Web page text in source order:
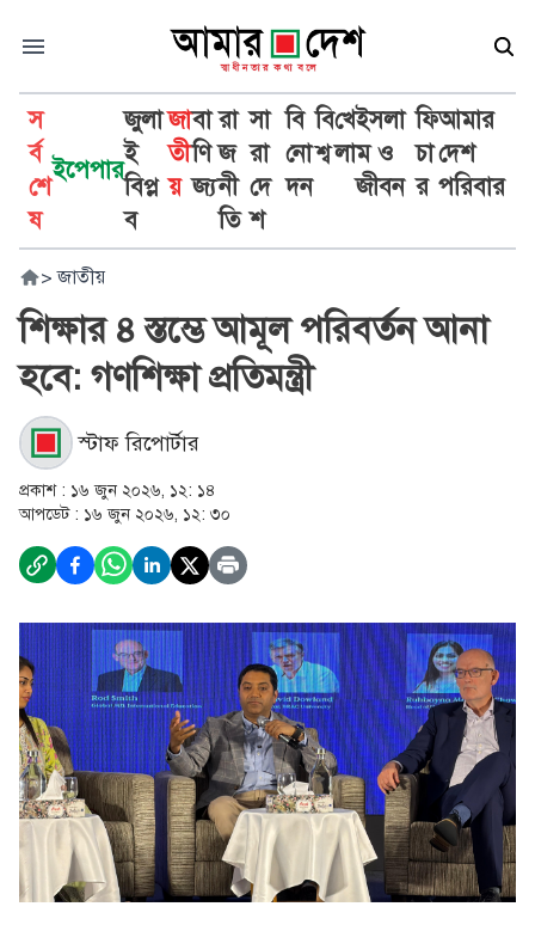
স
র্ব
শে
ষ
ইপেপার
জুলা
ই
বিপ্ল
ব
জা
তী
য়
বা
ণি
জ্য
রা
জ
নী
তি
সা
রা
দে
শ
বি
নো
দন
বি
শ্ব
খে
লা
ইসলা
ম ও
জীবন
ফি
চা
র
আমার
দেশ
পরিবার
> জাতীয়
শিক্ষার ৪ স্তম্ভে আমূল পরিবর্তন আনা
হবে: গণশিক্ষা প্রতিমন্ত্রী
স্টাফ রিপোর্টার
প্রকাশ : ১৬ জুন ২০২৬, ১২: ১৪
আপডেট : ১৬ জুন ২০২৬, ১২: ৩০